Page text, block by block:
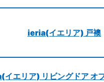
ieria(イエリア) 戸襖
エリア) リビングドア オ